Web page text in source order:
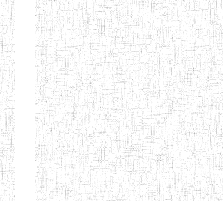
TEACHERS'
TRAINING
INSTITUTE
CAMEROUN
(A.T.T.I.C)
NACHO
TECHNICAL
TEACHER
TRAINING
INSTITUTE
12/08/2010 ENIET
SAINT
28/12/2007 ENIEG